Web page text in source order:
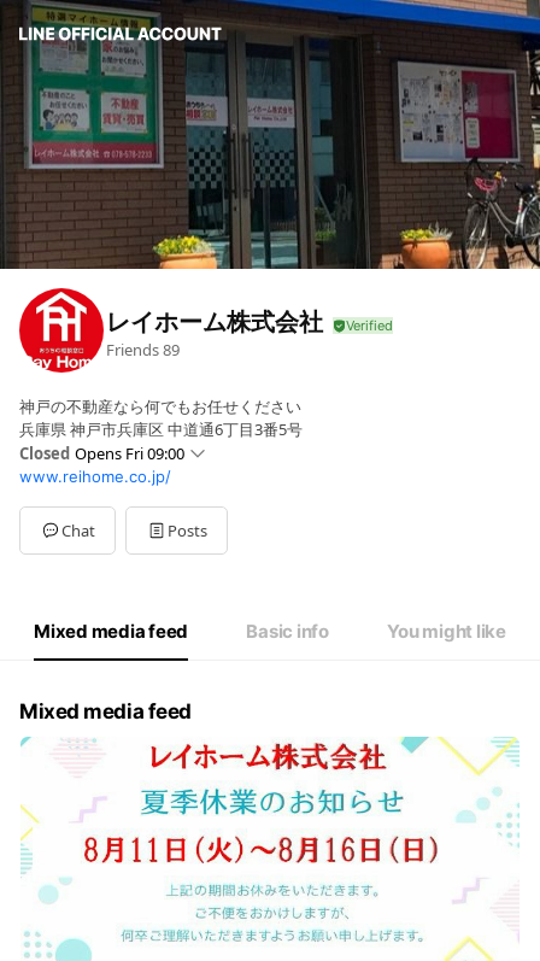
レイホーム株式会社
Friends89
神戸の不動産なら何でもお任せください
兵庫県 神戸市兵庫区 中道通6丁目3番5号
Closed Opens Fri 09:00
Sun09:00 - 18:00
Mon09:00 - 18:00
Tue09:00 - 18:00
Wed09:00 - 17:00
09:00 - 18:00
年末年始、ゴールデンウイークは問い合わせください
www.reihome.co.jp/
Chat Posts
Mixed media feed Basic info You might like
Mixed media feed